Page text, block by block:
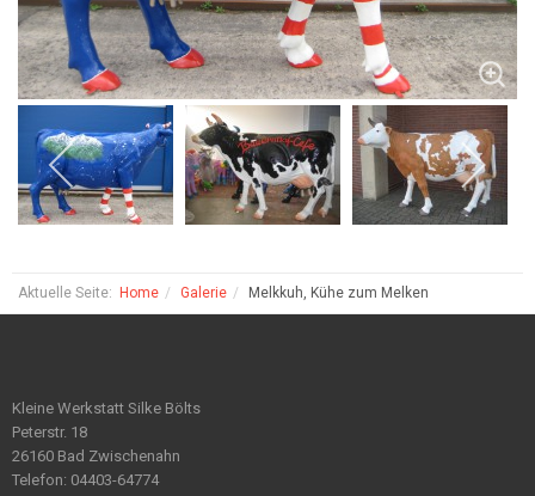
Aktuelle Seite: Home Galerie Melkkuh, Kühe zum Melken
Kleine Werkstatt Silke Bölts
Peterstr. 18
26160 Bad Zwischenahn
Telefon: 04403-64774